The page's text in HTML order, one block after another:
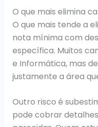
O que mais elimina
O que mais tende a
nota mínima com
específica. Muitos
e Informática, mas
justamente a área
Outro risco é
pode cobrar